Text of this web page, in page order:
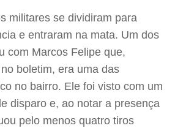
militares se dividiram para
e entraram na mata. Um dos
com Marcos Felipe que,
boletim, era uma das
no bairro. Ele foi visto com um
disparo e, ao notar a presença
pelo menos quatro tiros